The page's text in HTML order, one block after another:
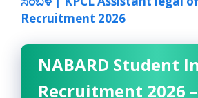
Recruitment 2026
NABARD Student
Recruitment 2026